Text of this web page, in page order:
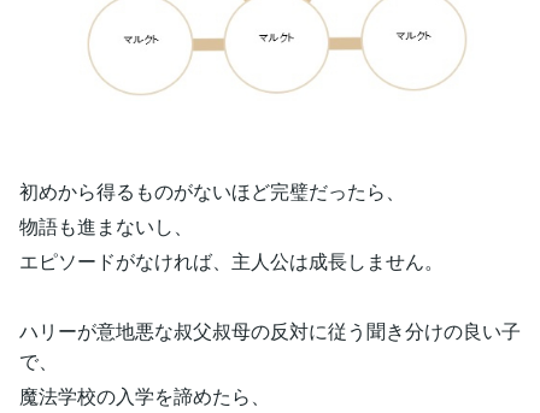
初めから得るものがないほど完璧だったら、
物語も進まないし、
エピソードがなければ、主人公は成長しません。
ハリーが意地悪な叔父叔母の反対に従う聞き分けの良い子
で、
魔法学校の入学を諦めたら、